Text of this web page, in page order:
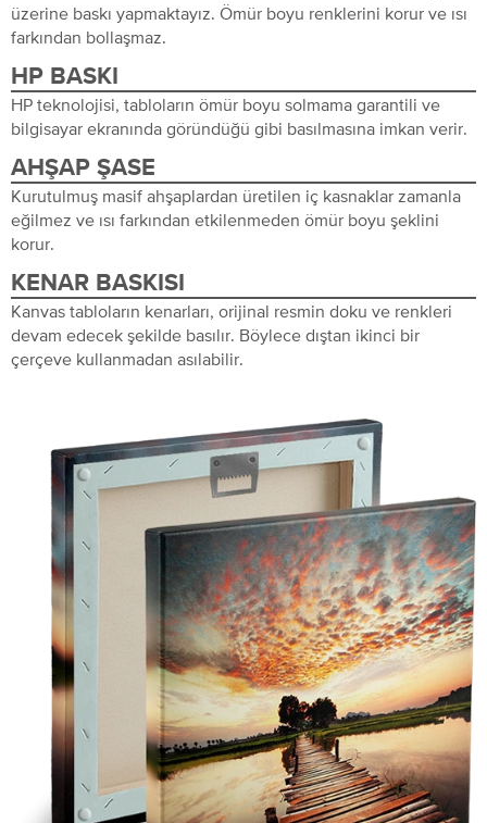
üzerine baskı yapmaktayız. Ömür boyu renklerini korur ve ısı
farkından bollaşmaz.
HP BASKI
HP teknolojisi, tabloların ömür boyu solmama garantili ve
bilgisayar ekranında göründüğü gibi basılmasına imkan verir.
AHŞAP ŞASE
Kurutulmuş masif ahşaplardan üretilen iç kasnaklar zamanla
eğilmez ve ısı farkından etkilenmeden ömür boyu şeklini
korur.
KENAR BASKISI
Kanvas tabloların kenarları, orijinal resmin doku ve renkleri
devam edecek şekilde basılır. Böylece dıştan ikinci bir
çerçeve kullanmadan asılabilir.